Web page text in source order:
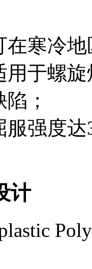
在寒冷
用于螺
；
强度
计